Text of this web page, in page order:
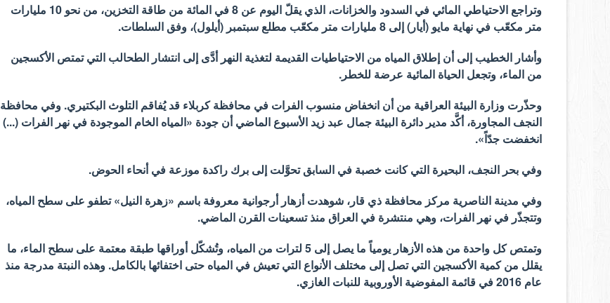
وتراجع الاحتياطي المائي في السدود والخزانات، الذي يقلّ اليوم عن 8 في المائة من طاقة التخزين، من نحو 10 مليارات
متر مكعّب في نهاية مايو (أيار) إلى 8 مليارات متر مكعّب مطلع سبتمبر (أيلول)، وفق السلطات.
وأشار الخطيب إلى أن إطلاق المياه من الاحتياطيات القديمة لتغذية النهر أدَّى إلى انتشار الطحالب التي تمتص الأكسجين
من الماء، وتجعل الحياة المائية عرضة للخطر.
وحذّرت وزارة البيئة العراقية من أن انخفاض منسوب الفرات في محافظة كربلاء قد يُفاقم التلوث البكتيري. وفي محافظة
النجف المجاورة، أكَّد مدير دائرة البيئة جمال عبد زيد الأسبوع الماضي أن جودة «المياه الخام الموجودة في نهر الفرات (...)
انخفضت جدّاً».
وفي بحر النجف، البحيرة التي كانت خصبة في السابق تحوَّلت إلى برك راكدة موزعة في أنحاء الحوض.
وفي مدينة الناصرية مركز محافظة ذي قار، شوهدت أزهار أرجوانية معروفة باسم «زهرة النيل» تطفو على سطح المياه،
وتتجذّر في نهر الفرات، وهي منتشرة في العراق منذ تسعينات القرن الماضي.
وتمتص كل واحدة من هذه الأزهار يومياً ما يصل إلى 5 لترات من المياه، وتُشكّل أوراقها طبقة معتمة على سطح الماء، ما
يقلل من كمية الأكسجين التي تصل إلى مختلف الأنواع التي تعيش في المياه حتى اختفائها بالكامل. وهذه النبتة مدرجة منذ
عام 2016 في قائمة المفوضية الأوروبية للنبات الغازي.